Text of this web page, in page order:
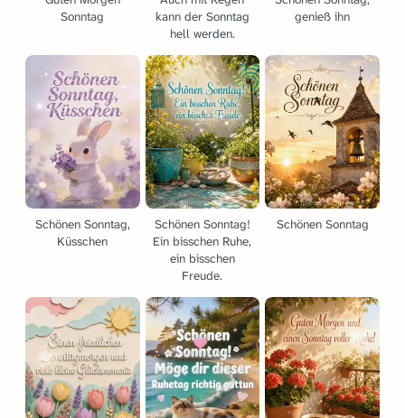
Sonntag
kann der Sonntag
hell werden.
genieß ihn
Schönen Sonntag,
Küsschen
Schönen Sonntag!
Ein bisschen Ruhe,
ein bisschen
Freude.
Schönen Sonntag